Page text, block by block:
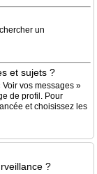
un
et sujets ?
vos messages »
de profil. Pour
et choisissez les
?